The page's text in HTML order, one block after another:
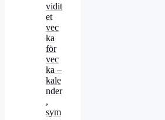
vidit
et
vec
ka
för
vec
ka –
kale
nder
,
sym